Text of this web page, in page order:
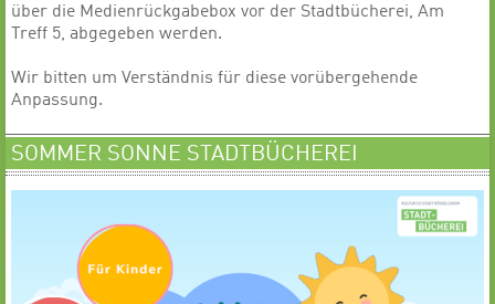
über die Medienrückgabebox vor der Stadtbücherei, Am
Treff 5, abgegeben werden.
Wir bitten um Verständnis für diese vorübergehende
Anpassung.
SOMMER SONNE STADTBÜCHEREI